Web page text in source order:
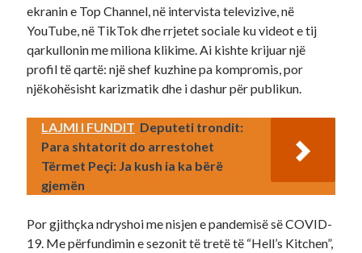
ekranin e Top Channel, në intervista televizive, në
YouTube, në TikTok dhe rrjetet sociale ku videot e tij
qarkullonin me miliona klikime. Ai kishte krijuar një
profil të qartë: një shef kuzhine pa kompromis, por
njëkohësisht karizmatik dhe i dashur për publikun.
LAJMI I FUNDIT Deputeti trondit:
Para shtatorit do arrestohet
Tërmet Peçi: Ja kush ia ka bërë
gjemën
Por gjithçka ndryshoi me nisjen e pandemisë së COVID-
19. Me përfundimin e sezonit të tretë të “Hell’s Kitchen”,